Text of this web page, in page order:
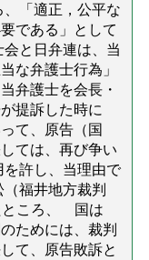
「適正，公平な
である」として
と日弁連は、当
な弁護士行為」
弁護士を会長・
提訴した時に
て、原告（国
ては、再び争い
を許し、当理由で
福井地方裁判
ところ、 国は
ためには、裁判
て、原告敗訴と